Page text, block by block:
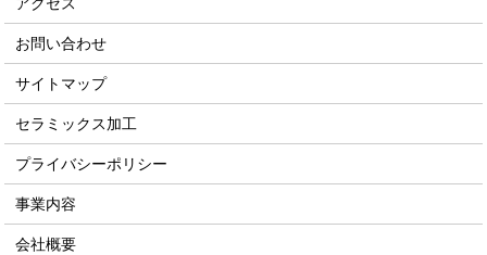
お問い合わせ
サイトマップ
セラミックス加工
プライバシーポリシー
事業内容
会社概要